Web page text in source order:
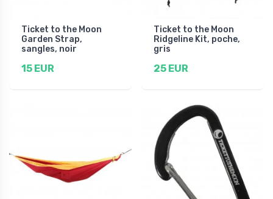
Ticket to the Moon
Garden Strap,
sangles, noir
15 EUR
Ticket to the Moon
Ridgeline Kit, poche,
gris
25 EUR